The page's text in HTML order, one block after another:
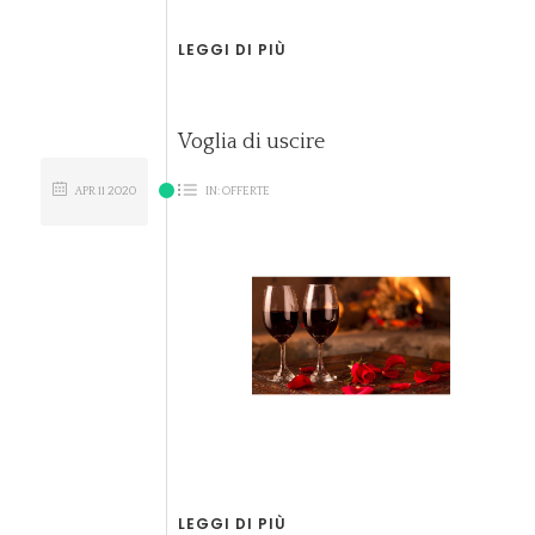
LEGGI DI PIÙ
Voglia di uscire
IN:OFFERTE
APR11 2020
LEGGI DI PIÙ